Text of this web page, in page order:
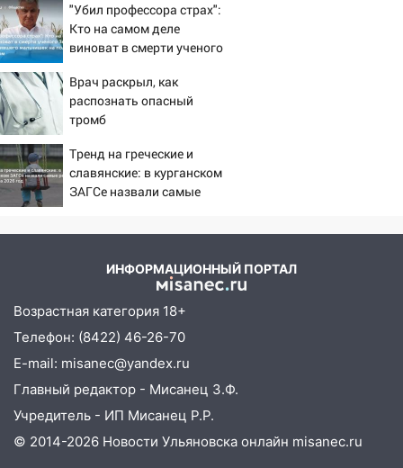
11:00 В Канадее горел жилой дом
10:18
Губернатор Ульяновской области:
уничтожено четыре беспилотника в
регионе
10:00
В Ульяновске дотла сгорел
легковой автомобиль
09:39
В Ульяновске будут судить десять
наркодилеров, снабжавших две области
Ульяновская полиция получила
в России
07:02
Жара отступит: какой будет
погода в Ульяновске днем 5 августа
06:10
Двое мигрантов изнасиловали 13-
летнюю девочку в центре Ульяновска
"Убил профессора страх":
Кто на самом деле
виноват в смерти ученого
мальчишек на поле с
горохом
Врач раскрыл, как
распознать опасный
тромб
Тренд на греческие и
славянские: в курганском
ЗАГСе назвали самые
ИНФОРМАЦИОННЫЙ ПОРТАЛ
Возрастная категория 18+
Телефон: (8422) 46-26-70
E-mail: misanec@yandex.ru
Главный редактор - Мисанец З.Ф.
Учредитель - ИП Мисанец Р.Р.
© 2014-2026 Новости Ульяновска онлайн misanec.ru